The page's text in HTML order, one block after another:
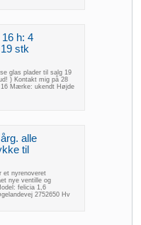
h: 4
stk
glas plader til salg 19
) Kontakt mig på 28
Mærke: ukendt Højde
alle
til
et nyrenoveret
nye ventille og
felicia 1,6
2752650 Hv